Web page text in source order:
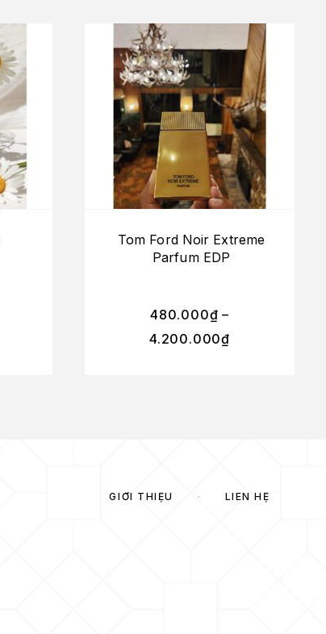
Tom Ford Noir Extreme
Parfum EDP
480.000₫ –
4.200.000₫
GIỚI THIỆU LIÊN HỆ